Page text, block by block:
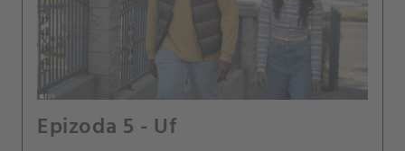
Epizoda 5 - Uf